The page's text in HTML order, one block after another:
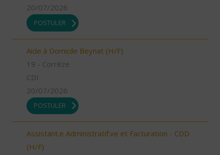
20/07/2026
POSTULER
Aide à Domicile Beynat (H/F)
19 - Corrèze
CDI
20/07/2026
POSTULER
Assistant.e Administratif.ve et Facturation - CDD
(H/F)